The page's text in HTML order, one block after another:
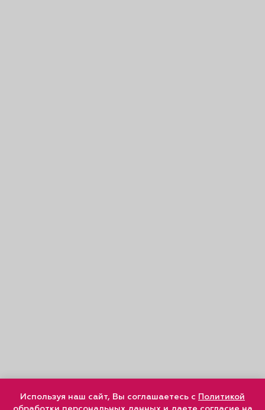
Используя наш сайт, Вы соглашаетесь с Политикой